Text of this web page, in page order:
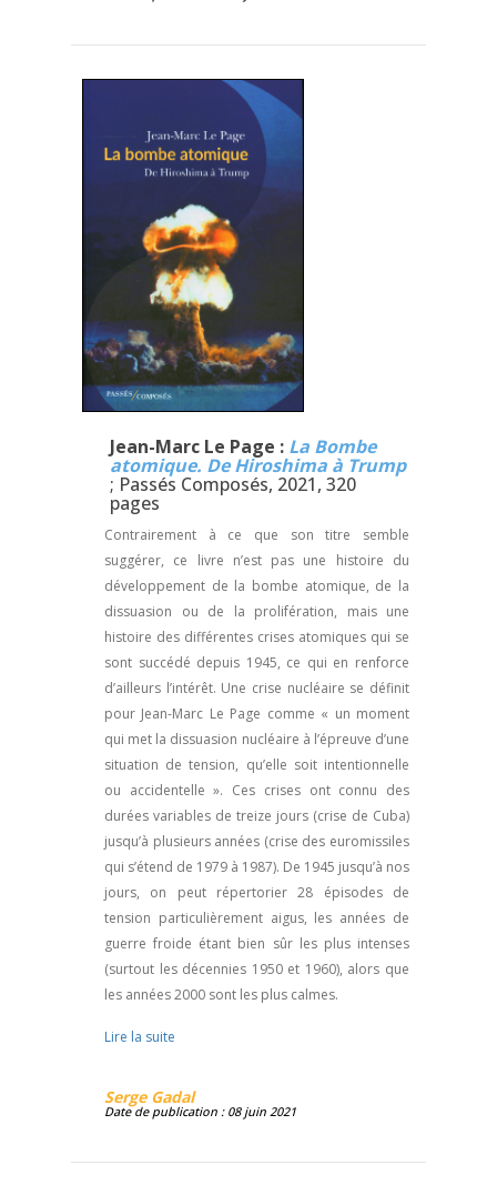
Jean-Marc Le Page : La Bombe
atomique. De Hiroshima à Trump
; Passés Composés, 2021, 320
pages
Contrairement à ce que son titre semble
suggérer, ce livre n’est pas une histoire du
développement de la bombe atomique, de la
dissuasion ou de la prolifération, mais une
histoire des différentes crises atomiques qui se
sont succédé depuis 1945, ce qui en renforce
d’ailleurs l’intérêt. Une crise nucléaire se définit
pour Jean-Marc Le Page comme « un moment
qui met la dissuasion nucléaire à l’épreuve d’une
situation de tension, qu’elle soit intentionnelle
ou accidentelle ». Ces crises ont connu des
durées variables de treize jours (crise de Cuba)
jusqu’à plusieurs années (crise des euromissiles
qui s’étend de 1979 à 1987). De 1945 jusqu’à nos
jours, on peut répertorier 28 épisodes de
tension particulièrement aigus, les années de
guerre froide étant bien sûr les plus intenses
(surtout les décennies 1950 et 1960), alors que
les années 2000 sont les plus calmes.
Lire la suite
Serge Gadal
Date de publication : 08 juin 2021